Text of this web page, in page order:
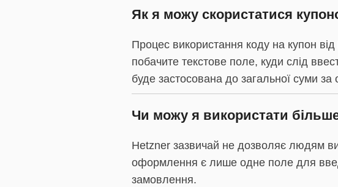
Як я можу скористатися
Процес використання коду на купон
побачите текстове поле, куди слід
буде застосована до загальної суми
Чи можу я використати
Hetzner зазвичай не дозволяє людям
оформлення є лише одне поле для
замовлення.